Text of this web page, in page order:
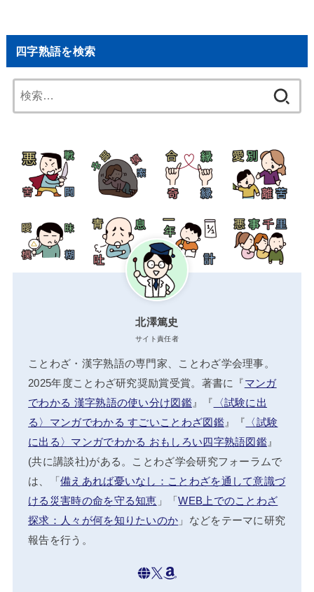
四字熟語を検索
索:
北澤篤史
サイト責任者
ことわざ・漢字熟語の専門家、ことわざ学会理事。
2025年度ことわざ研究奨励賞受賞。著書に『マンガ
でわかる 漢字熟語の使い分け図鑑』『 〈試験に出
る〉マンガでわかる すごいことわざ図鑑』『 〈試験
に出る〉マンガでわかる おもしろい四字熟語図鑑 』
(共に講談社)がある。ことわざ学会研究フォーラムで
は、「備えあれば憂いなし：ことわざを通して意識づ
ける災害時の命を守る知恵 」「WEB上でのことわざ
探求：人々が何を知りたいのか 」などをテーマに研究
報告を行う。